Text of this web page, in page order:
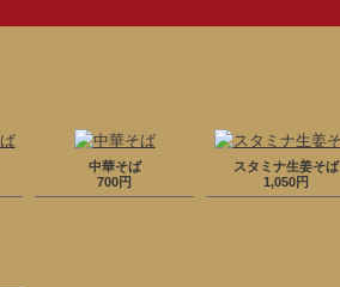
中華そば
700円
スタミナ生姜そば
1,050円